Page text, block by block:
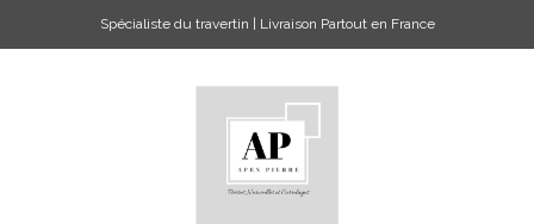
Spécialiste du travertin | Livraison Partout en France